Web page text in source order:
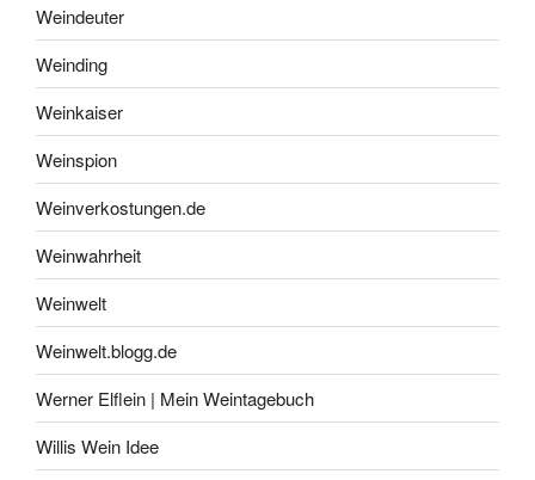
Weindeuter
Weinding
Weinkaiser
Weinspion
Weinverkostungen.de
Weinwahrheit
Weinwelt
Weinwelt.blogg.de
Werner Elflein | Mein Weintagebuch
Willis Wein Idee